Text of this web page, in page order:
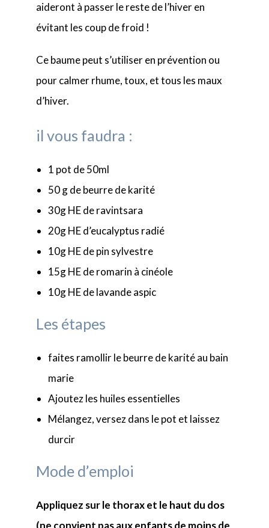
aideront à passer le reste de l’hiver en
évitant les coup de froid !
Ce baume peut s’utiliser en prévention ou
pour calmer rhume, toux, et tous les maux
d’hiver.
il vous faudra :
1 pot de 50ml
50 g de beurre de karité
30g HE de ravintsara
20g HE d’eucalyptus radié
10g HE de pin sylvestre
15g HE de romarin à cinéole
10g HE de lavande aspic
Les étapes
faites ramollir le beurre de karité au bain
marie
Ajoutez les huiles essentielles
Mélangez, versez dans le pot et laissez
durcir
Mode d’emploi
Appliquez sur le thoraxet le haut du dos
(ne convient pas aux enfantsde moins de